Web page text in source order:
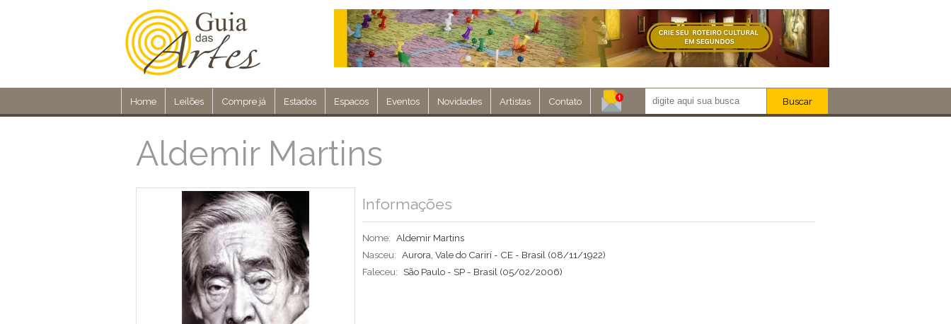
Home Leilões Compre já Estados Espacos Eventos Novidades Artistas Contato Buscar
Aldemir Martins
Informações
Nome: Aldemir Martins
Nasceu: Aurora, Vale do Carirí - CE - Brasil (08/11/1922)
Faleceu:
São Paulo - SP - Brasil (05/02/2006)